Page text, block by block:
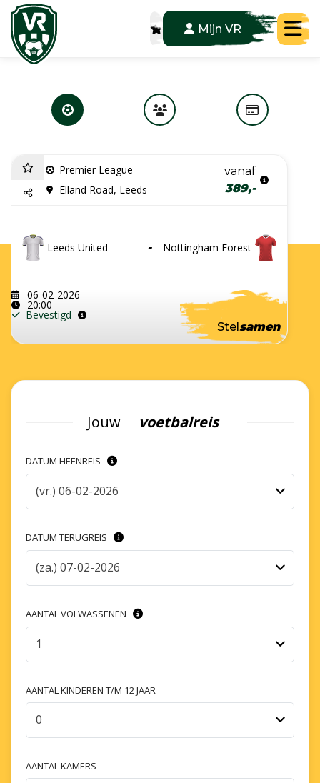
Mijn VR
Premier League
Elland Road, Leeds
vanaf
389,-
Leeds United - Nottingham Forest
06-02-2026
20:00
Bevestigd
Stelsamen
Jouw voetbalreis
DATUM HEENREIS
(vr.) 06-02-2026
DATUM TERUGREIS
(za.) 07-02-2026
AANTAL VOLWASSENEN
1
AANTAL KINDEREN T/M 12 JAAR
0
AANTAL KAMERS